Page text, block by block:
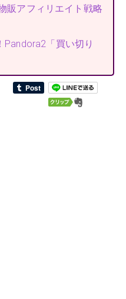
販アフィリエイト戦略
「買い切り